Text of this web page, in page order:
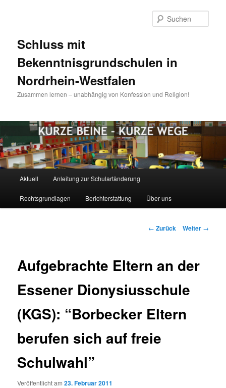
Schluss mit
Bekenntnisgrundschulen in
Nordrhein-Westfalen
Zusammen lernen – unabhängig von Konfession und Religion!
Aktuell Anleitung zur Schulartänderung
Rechtsgrundlagen Berichterstattung Über uns
Beitragsnavigation
← Zurück Weiter →
Aufgebrachte Eltern an der
Essener Dionysiusschule
(KGS): “Borbecker Eltern
berufen sich auf freie
Schulwahl”
Veröffentlicht am23. Februar 2011